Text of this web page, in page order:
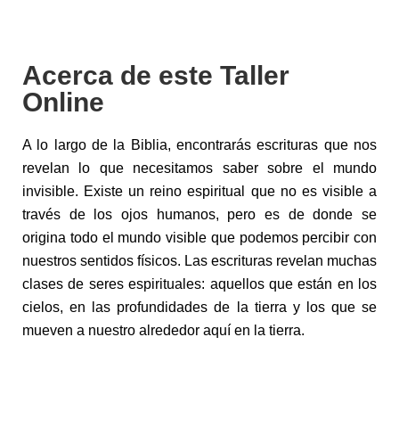
Acerca de este Taller
Online
A lo largo de la Biblia, encontrarás escrituras que nos
revelan lo que necesitamos saber sobre el mundo
invisible. Existe un reino espiritual que no es visible a
través de los ojos humanos, pero es de donde se
origina todo el mundo visible que podemos percibir con
nuestros sentidos físicos. Las escrituras revelan muchas
clases de seres espirituales: aquellos que están en los
cielos, en las profundidades de la tierra y los que se
mueven a nuestro alrededor aquí en la tierra.